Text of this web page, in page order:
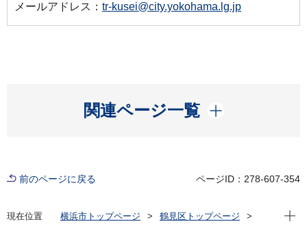
メールアドレス： tr-kusei@city.yokohama.lg.jp
関連ページ一覧
開く
前のページに戻る ページID：278-607-354
現在位置 横浜市トップページ
鶴見区トップページ
現在